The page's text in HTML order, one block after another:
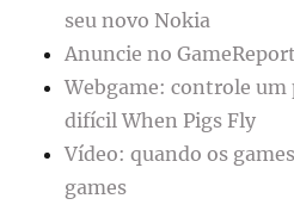
seu novo Nokia
Anuncie no
Webgame: controle um
difícil When Pigs Fly
Vídeo: quando os
games